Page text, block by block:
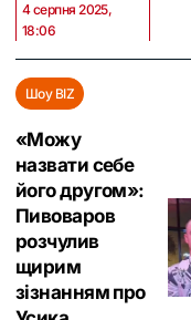
4 серпня 2025,
18:06
Шоу BIZ
«Можу
назвати себе
його другом»:
Пивоваров
розчулив
щирим
зізнанням про